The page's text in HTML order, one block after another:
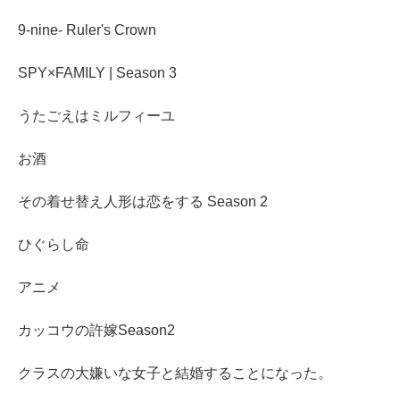
9-nine- Ruler's Crown
SPY×FAMILY | Season 3
うたごえはミルフィーユ
お酒
その着せ替え人形は恋をする Season 2
ひぐらし命
アニメ
カッコウの許嫁Season2
クラスの大嫌いな女子と結婚することになった。